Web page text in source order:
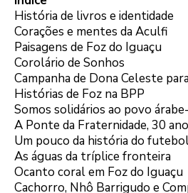
História de livros e identidade
Corações e mentes da Aculfi
Paisagens de Foz do Iguaçu
Corolário de Sonhos
Campanha de Dona Celeste
Histórias de Foz na BPP
Somos solidários ao povo
A Ponte da Fraternidade, 30
Um pouco da história do
As águas da tríplice fronteira
Ocanto coral em Foz do Iguaçu
Cachorro, Nhô Barrigudo e